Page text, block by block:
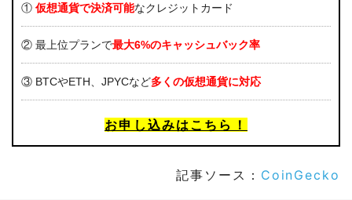
① 仮想通貨で決済可能なクレジットカード
② 最上位プランで最大6%のキャッシュバック率
③ BTCやETH、JPYCなど多くの仮想通貨に対応
お申し込みはこちら！
記事ソース： CoinGecko